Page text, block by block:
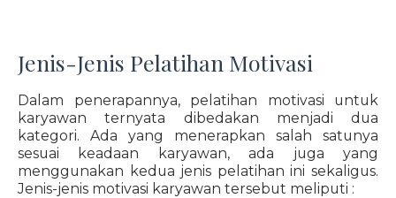
Jenis-Jenis Pelatihan Motivasi
Dalam penerapannya, pelatihan motivasi untuk
karyawan ternyata dibedakan menjadi dua
kategori. Ada yang menerapkan salah satunya
sesuai keadaan karyawan, ada juga yang
menggunakan kedua jenis pelatihan ini sekaligus.
Jenis-jenis motivasi karyawan tersebut meliputi :